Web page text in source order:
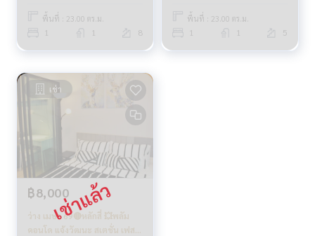
พื้นที่ : 23.00 ตร.ม.
1 1 8
พื้นที่ : 23.00 ตร.ม.
1 1 5
เช่า
฿8,000
ว่าง เมษา 69🔴หลักสี่ 💥พลัม
คอนโด แจ้งวัฒนะ สเตชั่น เฟส 3